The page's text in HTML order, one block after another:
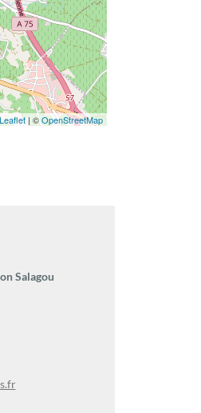
Leaflet| ©OpenStreetMap
Salagou